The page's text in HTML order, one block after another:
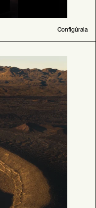
Configúrala